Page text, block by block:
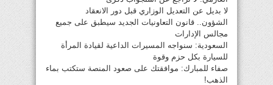
لا بديل عن التعديل الوزاري قبل دور الانعقاد
الشؤون.. قانون التعاونيات الجديد سيطبق على جميع
مجالس الإدارات
السعودية: سنواجه المسيرات الداعية لقيادة المرأة
للسيارة بكل حزم وقوة
صفاء للمبارك: موافقتك على صعود المنصة ستكتب بماء
الذهب!